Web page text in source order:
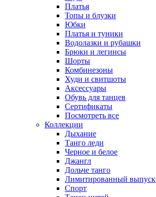
Платья
Топы и блузки
Юбки
Платья и туники
Водолазки и рубашки
Брюки и легинсы
Шорты
Комбинезоны
Худи и свитшоты
Аксессуары
Обувь для танцев
Сертификаты
Посмотреть все
Коллекции
Дыхание
Танго леди
Черное и белое
Джангл
Дольче танго
Лимитированный выпуск
Спорт